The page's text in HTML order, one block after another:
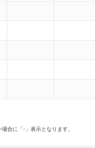
合に「-」表示となります。